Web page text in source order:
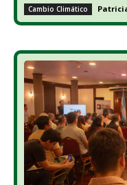
Cambio Climático